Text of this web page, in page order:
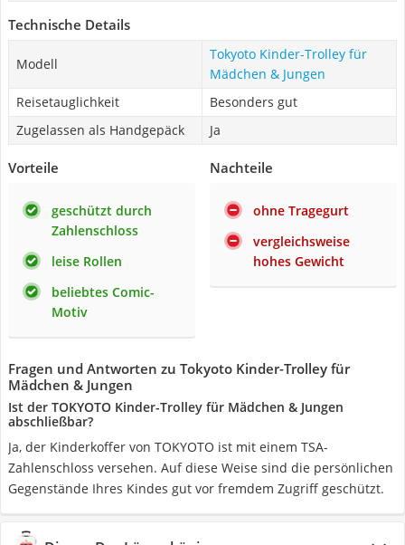
Technische Details
Modell
Tokyoto Kinder-Trolley für
Mädchen & Jungen
Reisetauglichkeit
Besonders gut
Zugelassen als Handgepäck
Ja
Vorteile
geschützt durch
Zahlenschloss
leise Rollen
beliebtes Comic-
Motiv
Nachteile
ohne Tragegurt
vergleichsweise
hohes Gewicht
Fragen und Antworten zu Tokyoto Kinder-Trolley für
Mädchen & Jungen
Ist der TOKYOTO Kinder-Trolley für Mädchen & Jungen
abschließbar?
Ja, der Kinderkoffer von TOKYOTO ist mit einem TSA-
Zahlenschloss versehen. Auf diese Weise sind die persönlichen
Gegenstände Ihres Kindes gut vor fremdem Zugriff geschützt.